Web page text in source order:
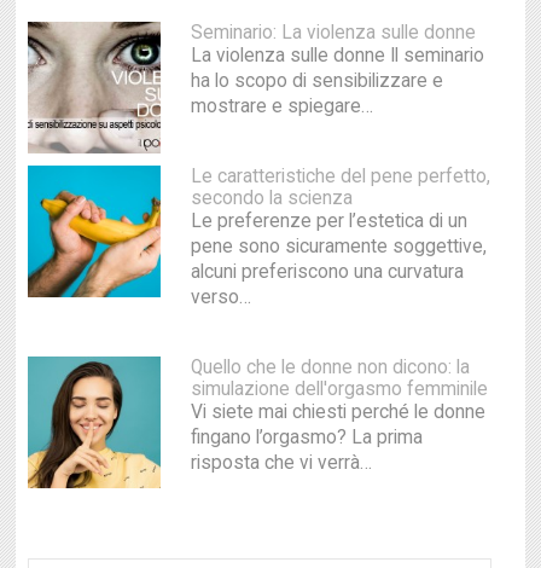
Seminario: La violenza sulle donne
La violenza sulle donne Il seminario
ha lo scopo di sensibilizzare e
mostrare e spiegare…
Le caratteristiche del pene perfetto,
secondo la scienza
Le preferenze per l’estetica di un
pene sono sicuramente soggettive,
alcuni preferiscono una curvatura
verso…
Quello che le donne non dicono: la
simulazione dell'orgasmo femminile
Vi siete mai chiesti perché le donne
fingano l’orgasmo? La prima
risposta che vi verrà…